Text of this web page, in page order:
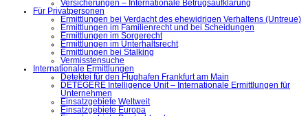
Versicherungen – Internationale Betrugsaufklärung
Für Privatpersonen
Ermittlungen bei Verdacht des ehewidrigen Verhaltens (Untreue)
Ermittlungen im Familienrecht und bei Scheidungen
Ermittlungen im Sorgerecht
Ermittlungen im Unterhaltsrecht
Ermittlungen bei Stalking
Vermisstensuche
Internationale Ermittlungen
Detektei für den Flughafen Frankfurt am Main
DETEGERE Intelligence Unit – Internationale Ermittlungen für
Unternehmen
Einsatzgebiete Weltweit
Einsatzgebiete Europa